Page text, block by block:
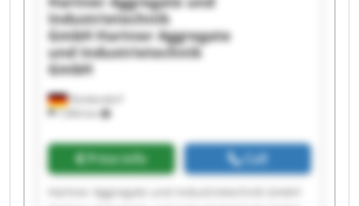
Denkendorf
7,964 km
Industrietechnik
GmbHHartner Aggregate
und Industrietechnik
GmbH
Price info Call
Hartner Aggregate und Industrietechnik GmbH